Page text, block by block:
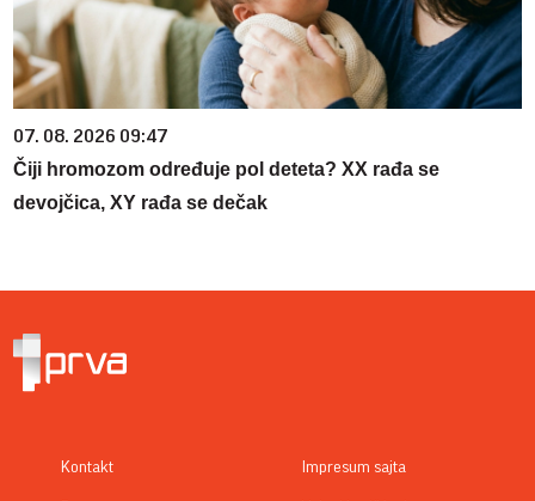
07. 08. 2026 09:47
Čiji hromozom određuje pol deteta? XX rađa se
devojčica, XY rađa se dečak
Kontakt Impresum sajta